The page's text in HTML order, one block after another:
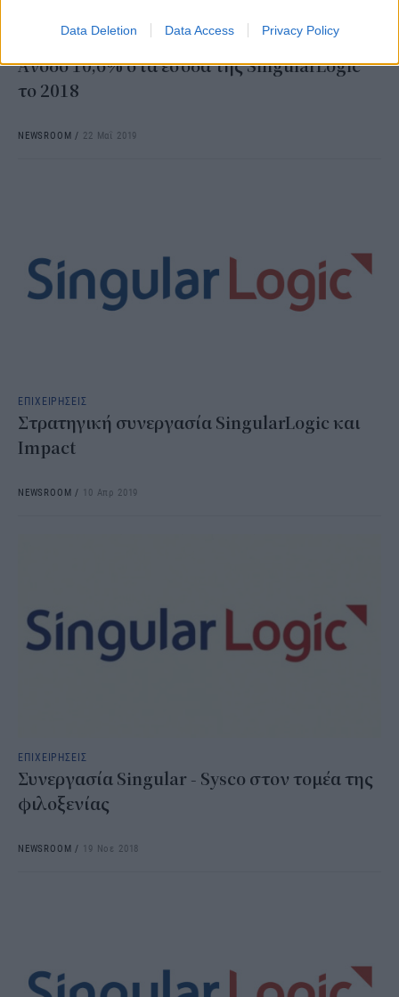
Data Deletion Data Access Privacy Policy
Άνοδο 10,6% στα έσοδα της SingularLogic
το 2018
NEWSROOM / 22 Μαΐ 2019
ΕΠΙΧΕΙΡΗΣΕΙΣ
Στρατηγική συνεργασία SingularLogic και
Impact
NEWSROOM / 10 Απρ 2019
ΕΠΙΧΕΙΡΗΣΕΙΣ
Συνεργασία Singular - Sysco στον τομέα της
φιλοξενίας
NEWSROOM / 19 Νοε 2018